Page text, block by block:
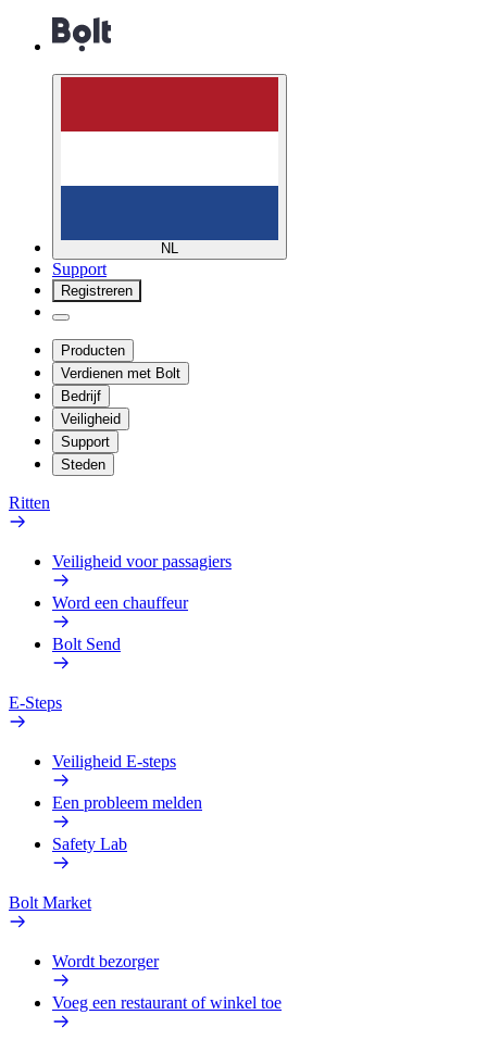
NL
Support
Registreren
Producten
Verdienen met Bolt
Bedrijf
Veiligheid
Support
Steden
Ritten
Veiligheid voor passagiers
Word een chauffeur
Bolt Send
E-Steps
Veiligheid E-steps
Een probleem melden
Safety Lab
Bolt Market
Wordt bezorger
Voeg een restaurant of winkel toe